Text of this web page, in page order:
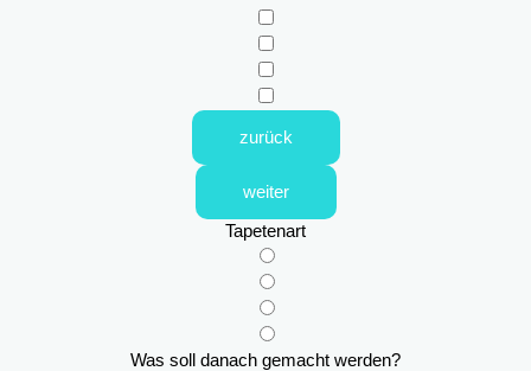
zurück
weiter
Tapetenart
Was soll danach gemacht werden?